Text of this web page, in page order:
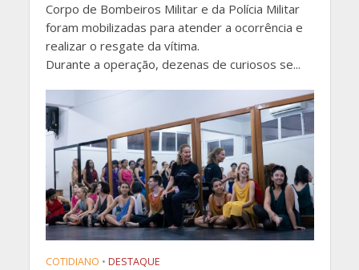
Corpo de Bombeiros Militar e da Polícia Militar
foram mobilizadas para atender a ocorrência e
realizar o resgate da vítima.
Durante a operação, dezenas de curiosos se...
COTIDIANO • DESTAQUE